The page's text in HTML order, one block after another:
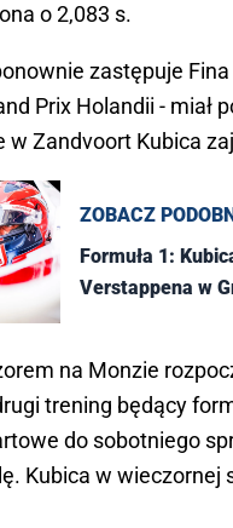
o 2,083 s.
zastępuje
Prix Holandii -
w Zandvoort Kubica
ZOBACZ
Formuła 1:
Verstappena w
na Monzie
trening będący
do sobotniego
Kubica w wieczornej